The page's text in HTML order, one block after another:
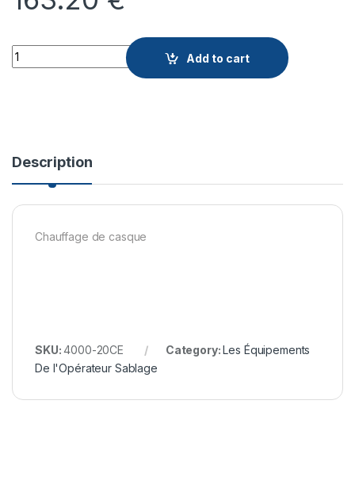
Quantity
Add to cart
Description
Chauffage de casque
SKU:4000-20CE Category:Les Équipements
De l'Opérateur Sablage